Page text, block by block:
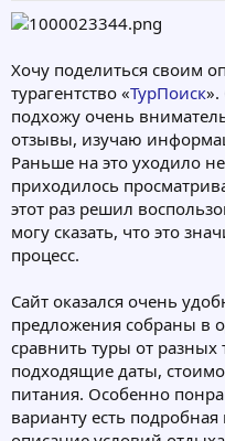
а
Хочу поделиться своим
турагентство «ТурПоиск».
подхожу очень
отзывы, изучаю
Раньше на это уходило
приходилось
этот раз решил
могу сказать, что это
процесс.
Сайт оказался очень
предложения собраны в
сравнить туры от разных
подходящие даты,
питания. Особенно
варианту есть